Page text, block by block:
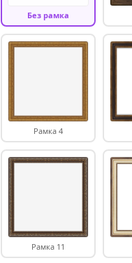
Без рамка
Рамка 4
Рамка 11